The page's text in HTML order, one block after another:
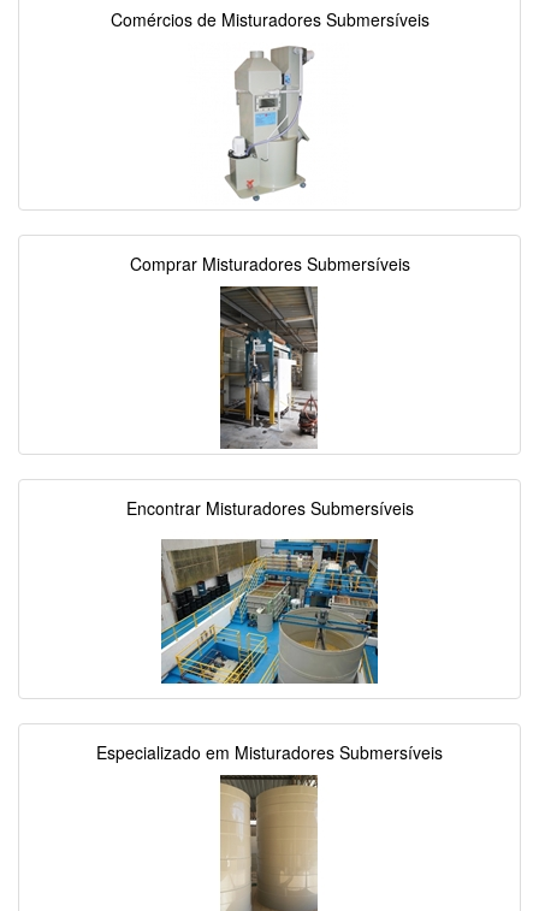
Comércios de Misturadores Submersíveis
Comprar Misturadores Submersíveis
Encontrar Misturadores Submersíveis
Especializado em Misturadores Submersíveis